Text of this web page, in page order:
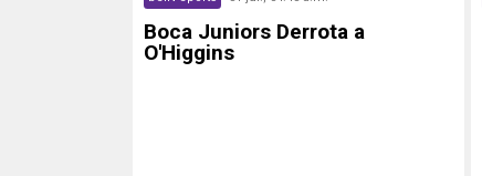
Boca Juniors Derrota a
O'Higgins